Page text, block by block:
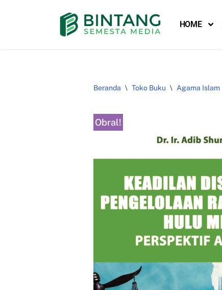
HOME
Beranda \ Toko Buku \ Agama Islam
Obral!